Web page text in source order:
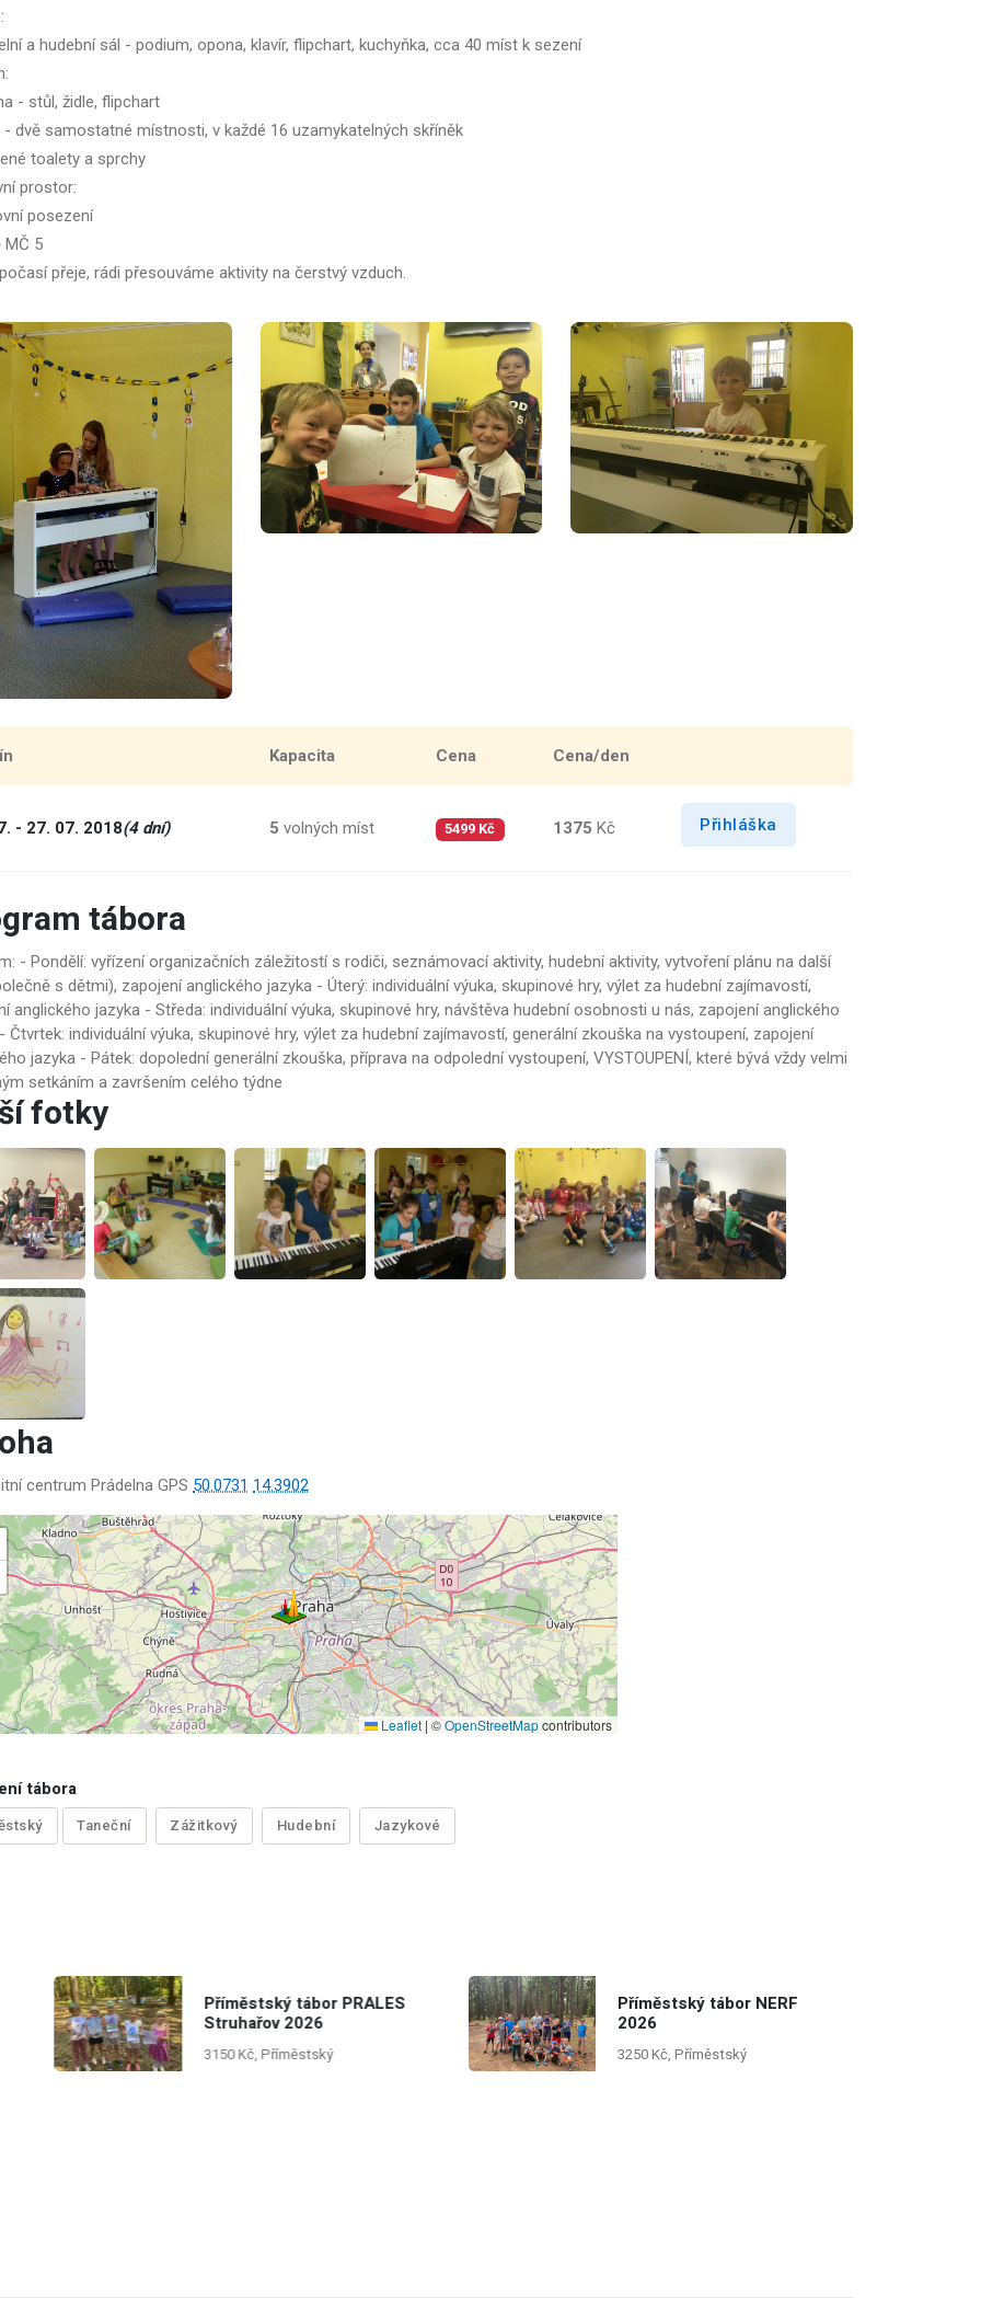
a hudební sál - podium, opona, klavír, flipchart, kuchyňka, cca 40 míst k sezení
- stůl, židle, flipchart
dvě samostatné místnosti, v každé 16 uzamykatelných skříněk
toalety a sprchy
prostor:
posezení
MČ 5
přeje, rádi přesouváme aktivity na čerstvý vzduch.
Kapacita Cena Cena/den
- 27. 07. 2018(4 dní) 5 volných míst 5499 Kč 1375 Kč Přihláška
tábora
- Pondělí: vyřízení organizačních záležitostí s rodiči, seznámovací aktivity, hudební aktivity, vytvoření plánu na další
s dětmi), zapojení anglického jazyka - Úterý: individuální výuka, skupinové hry, výlet za hudební zajímavostí,
anglického jazyka - Středa: individuální výuka, skupinové hry, návštěva hudební osobnosti u nás, zapojení anglického
Čtvrtek: individuální výuka, skupinové hry, výlet za hudební zajímavostí, generální zkouška na vystoupení, zapojení
jazyka - Pátek: dopolední generální zkouška, příprava na odpolední vystoupení, VYSTOUPENÍ, které bývá vždy velmi
setkáním a završením celého týdne
fotky
centrum Prádelna GPS 50.0731 14.3902
Leaflet | ©OpenStreetMapcontributors
tábora
Taneční Zážitkový Hudební Jazykové
Příměstský tábor PRALES
Struhařov 2026
3150 Kč, Příměstský
Příměstský tábor NERF
2026
3250 Kč, Příměstský